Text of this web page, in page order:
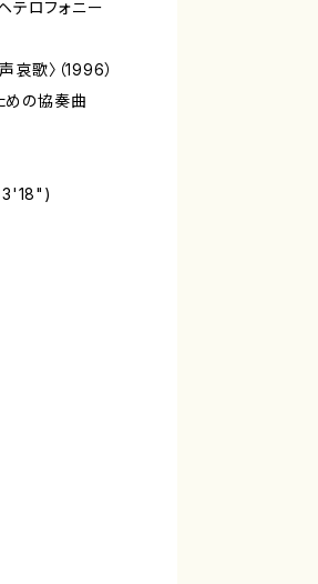
ロフォニー
歌〉（1996）
の協奏曲